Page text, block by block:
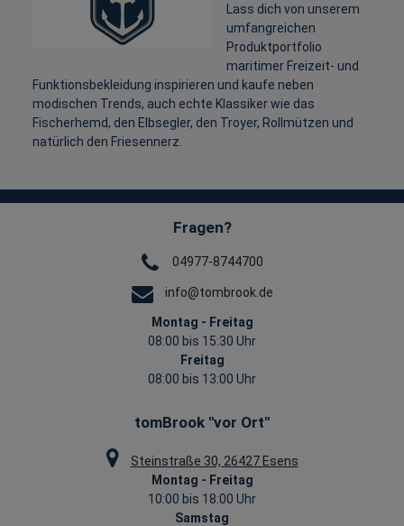
Lass dich von unserem
umfangreichen
Produktportfolio
maritimer Freizeit- und
Funktionsbekleidung inspirieren und kaufe neben
modischen Trends, auch echte Klassiker wie das
Fischerhemd, den Elbsegler, den Troyer, Rollmützen und
natürlich den Friesennerz.
Fragen?
04977-8744700
info@tombrook.de
Montag - Freitag
08:00 bis 15:30 Uhr
Freitag
08:00 bis 13:00 Uhr
tomBrook "vor Ort"
Steinstraße 30, 26427 Esens
Montag - Freitag
10:00 bis 18:00 Uhr
Samstag